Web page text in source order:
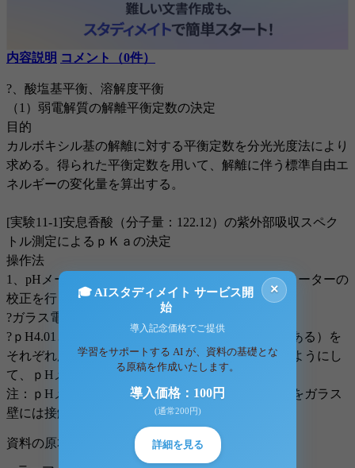
内容説明 コメント（0件）
?、酸塩基平衡、溶解度平衡
（1）弱電解質の解離平衡定数の決定
目的
カルボキシル基の解離に対する平衡定数を分光光度法により
求める。得られた平衡定数を用いて、解離に伴う標準自由エ
ネルギーの変化量を算出する。
[実験11-1]安息香酸（分子量：122.12）の紫外部吸収スペク
トル測定によるｐＫａの決定
操作法
1、pHメーターの調整：マニュアルを参照し、pHメーターの
校正を行う。
?ガラス電極のキャップを外し蒸留水で洗う。
?ｐH4.01とｐＨ6.86のｐH標準液（実習台に置いてある）を
それぞれ用いて、電極の先端3ｃｍほどが液に浸るようにし
て、ｐHメーターの校正を行う。
注：ｐHメーターの校正、ｐHの測定のときは電極をガラス
壁には接触させないようにする。
資料の原本内容
×
🎓 AIスタディメイト サービス開
始
導入記念価格でご提供
学習をサポートする AI が、資料の基礎とな
る原稿を作成いたします。
導入価格：100円
(通常200円)
詳細を見る